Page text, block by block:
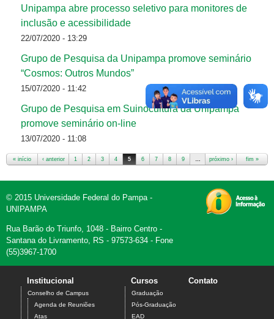
Unipampa abre processo seletivo para monitores de
inclusão e acessibilidade
22/07/2020 - 13:29
Grupo de Pesquisa da Unipampa promove seminário
“Cosmos: Outros Mundos”
15/07/2020 - 11:42
Grupo de Pesquisa em Suinocultura da Unipampa
promove seminário on-line
13/07/2020 - 11:08
« início ‹ anterior 1 2 3 4 5 6 7 8 9 … próximo › fim »
© 2015 Universidade Federal do Pampa -
UNIPAMPA
Rua Barão do Triunfo, 1048 - Bairro Centro -
Santana do Livramento, RS - 97573-634 - Fone
(55)3967-1700
Institucional
Conselho de Campus
Agenda de Reuniões
Atas
Cursos
Graduação
Pós-Graduação
EAD
Contato